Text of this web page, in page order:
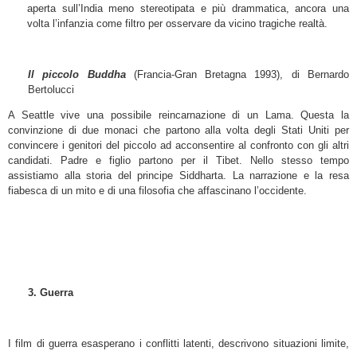
aperta sull’India meno stereotipata e più drammatica, ancora una
volta l’infanzia come filtro per osservare da vicino tragiche realtà.
Il piccolo Buddha(Francia-Gran Bretagna 1993), di Bernardo
Bertolucci
A Seattle vive una possibile reincarnazione di un Lama. Questa la
convinzione di due monaci che partono alla volta degli Stati Uniti per
convincere i genitori del piccolo ad acconsentire al confronto con gli altri
candidati. Padre e figlio partono per il Tibet. Nello stesso tempo
assistiamo alla storia del principe Siddharta. La narrazione e la resa
fiabesca di un mito e di una filosofia che affascinano l’occidente.
3. Guerra
I film di guerra esasperano i conflitti latenti, descrivono situazioni limite,